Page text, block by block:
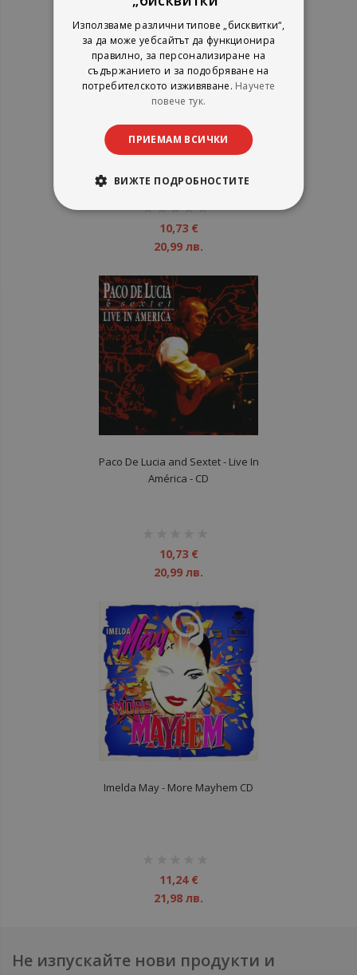
Paco De Lucia ‎- Solo Quiero
Caminar - CD
10,73 €
20,99 лв.
Paco De Lucia and Sextet ‎- Live In
América - CD
10,73 €
20,99 лв.
Imelda May - More Mayhem CD
11,24 €
21,98 лв.
Не изпускайте нови продукти и
Използваме различни типове „бисквитки“,
за да може уебсайтът да функционира
правилно, за персонализиране на
съдържанието и за подобряване на
потребителското изживяване. Научете
повече тук.
ПРИЕМАМ ВСИЧКИ
ВИЖТЕ ПОДРОБНОСТИТЕ